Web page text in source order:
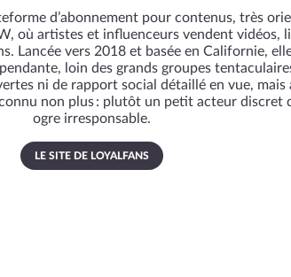
d’abonnement pour contenus, très
où artistes et influenceurs vendent vidéos,
Lancée vers 2018 et basée en Californie,
loin des grands groupes
ni de rapport social détaillé en vue, mais
non plus : plutôt un petit acteur discret
ogre irresponsable.
LE SITE DE LOYALFANS